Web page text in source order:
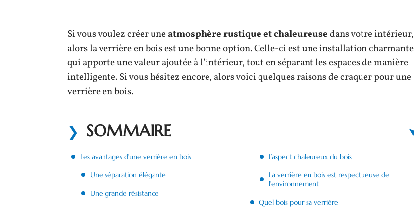
Si vous voulez créer uneatmosphère rustique et chaleureusedans votre intérieur,
alors la verrière en bois est une bonne option. Celle-ci est une installation charmante
qui apporte une valeur ajoutée à l’intérieur, tout en séparant les espaces de manière
intelligente. Si vous hésitez encore, alors voici quelques raisons de craquer pour une
verrière en bois.
SOMMAIRE
Les avantages d’une verrière en bois
Une séparation élégante
Une grande résistance
L’aspect chaleureux du bois
La verrière en bois est respectueuse de
l’environnement
Quel bois pour sa verrière